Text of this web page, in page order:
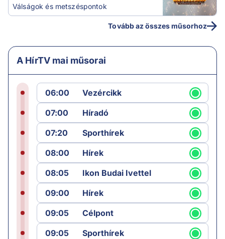
Válságok és metszéspontok
Tovább az összes műsorhoz
A HírTV mai műsorai
06:00
Vezércikk
07:00
Híradó
07:20
Sporthírek
08:00
Hírek
08:05
Ikon Budai Ivettel
09:00
Hírek
09:05
Célpont
09:05
Sporthírek